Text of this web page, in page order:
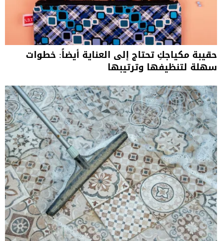
حقيبة مكياجكِ تحتاج إلى العناية أيضاً: خطوات
سهلة لتنظيفها وترتيبها